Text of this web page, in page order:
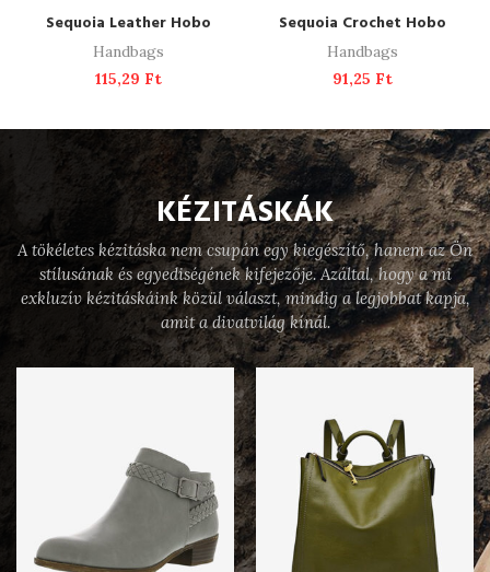
ADD TO CART
Sequoia Leather Hobo
Handbags
115,29 Ft
ADD TO CART
Sequoia Crochet Hobo
Handbags
91,25 Ft
KÉZITÁSKÁK
A tökéletes kézitáska nem csupán egy kiegészítő, hanem az Ön
stílusának és egyediségének kifejezője. Azáltal, hogy a mi
exkluzív kézitáskáink közül választ, mindig a legjobbat kapja,
amit a divatvilág kínál.